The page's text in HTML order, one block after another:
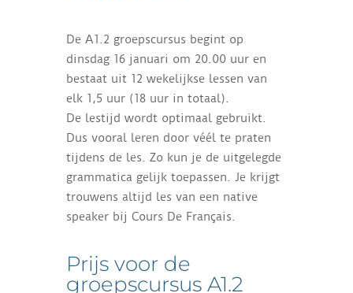
De A1.2 groepscursus begint op
dinsdag 16 januari om 20.00 uur en
bestaat uit 12 wekelijkse lessen van
elk 1,5 uur (18 uur in totaal).
De lestijd wordt optimaal gebruikt.
Dus vooral leren door véél te praten
tijdens de les. Zo kun je de uitgelegde
grammatica gelijk toepassen. Je krijgt
trouwens altijd les van een native
speaker bij Cours De Français.
Prijs voor de
groepscursus A1.2